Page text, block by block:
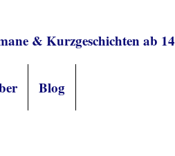
& Kurzgeschichten ab 14
Blog